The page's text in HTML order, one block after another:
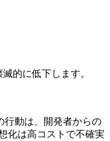
的に低下します。
行動は、開発者からの
化は高コストで不確実